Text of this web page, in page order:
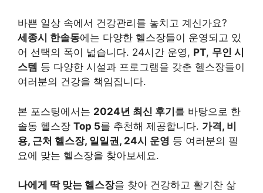
바쁜 일상 속에서 건강관리를 놓치고 계신가요?
세종시 한솔동에는 다양한 헬스장들이 운영되고 있
어 선택의 폭이 넓습니다. 24시간 운영, PT, 무인 시
스템 등 다양한 시설과 프로그램을 갖춘 헬스장들이
여러분의 건강을 책임집니다.
본 포스팅에서는 2024년 최신 후기를 바탕으로 한
솔동 헬스장 Top 5를 추천해 제공합니다. 가격, 비
용, 근처 헬스장, 일일권, 24시 운영 등 여러분의 필
요에 맞는 헬스장을 찾아보세요.
나에게 딱 맞는 헬스장을 찾아 건강하고 활기찬 삶